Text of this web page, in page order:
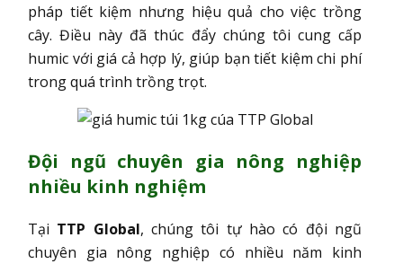
pháp tiết kiệm nhưng hiệu quả cho việc trồng
cây. Điều này đã thúc đẩy chúng tôi cung cấp
humic với giá cả hợp lý, giúp bạn tiết kiệm chi phí
trong quá trình trồng trọt.
Đội ngũ chuyên gia nông nghiệp
nhiều kinh nghiệm
Tại TTP Global, chúng tôi tự hào có đội ngũ
chuyên gia nông nghiệp có nhiều năm kinh